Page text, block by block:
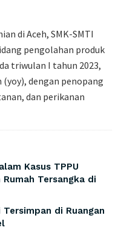
di Aceh, SMK-SMTI
pengolahan produk
triwulan I tahun 2023,
dengan penopang
dan perikanan
Kasus TPPU
Tersangka di
di Ruangan